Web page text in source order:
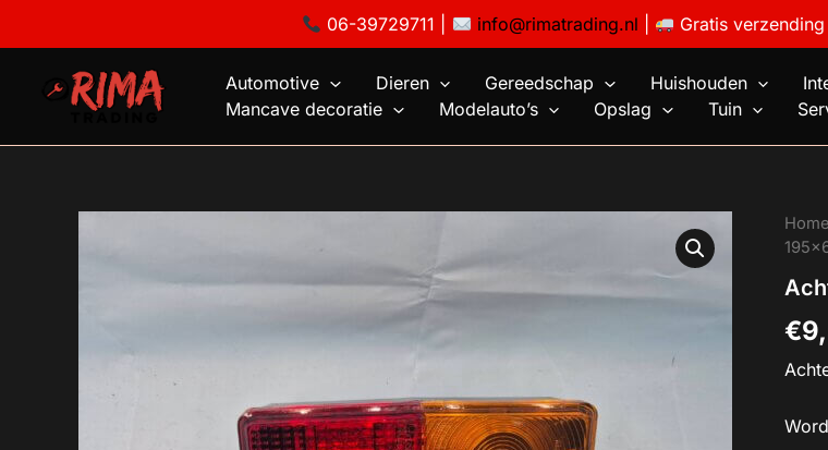
06-39729711 | info@rimatrading.nl Gratis
inhoud
Automotive Dieren Gereedschap Huishouden
Mancave decoratie
Modelauto’s Opslag Tuin
Home
€